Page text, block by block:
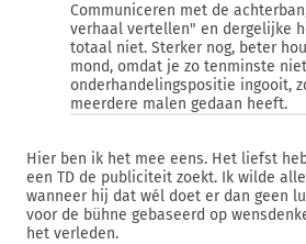
Communiceren met de
verhaal vertellen" en dergelijke
totaal niet. Sterker nog, beter
mond, omdat je zo tenminste
onderhandelingspositie ingooit,
meerdere malen gedaan heeft.
Hier ben ik het mee eens. Het liefst
een TD de publiciteit zoekt. Ik wilde
wanneer hij dat wél doet er dan geen
voor de bühne gebaseerd op
het verleden.